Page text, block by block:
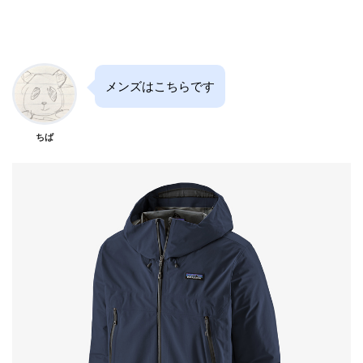
ちば
メンズはこちらです